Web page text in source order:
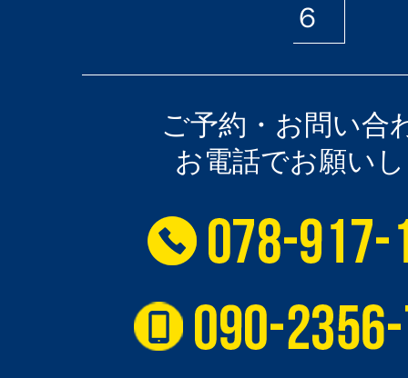
６
ご予約・お問い合
お電話でお願い